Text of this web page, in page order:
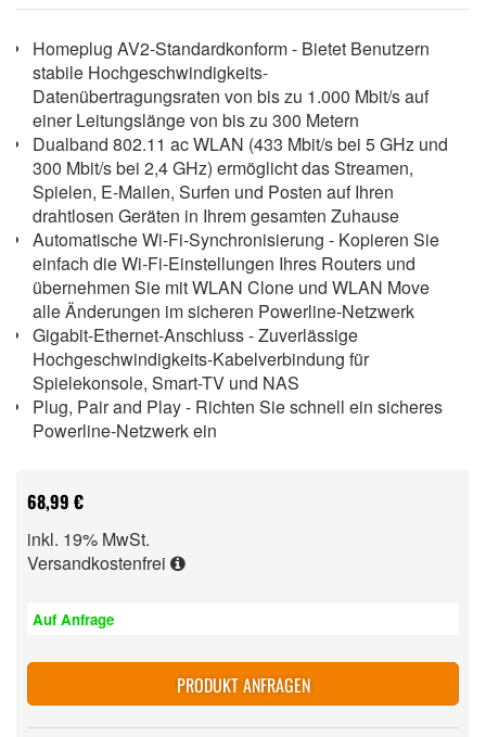
Homeplug AV2-Standardkonform - Bietet Benutzern
stabile Hochgeschwindigkeits-
Datenübertragungsraten von bis zu 1.000 Mbit/s auf
einer Leitungslänge von bis zu 300 Metern
Dualband 802.11 ac WLAN (433 Mbit/s bei 5 GHz und
300 Mbit/s bei 2,4 GHz) ermöglicht das Streamen,
Spielen, E-Mailen, Surfen und Posten auf Ihren
drahtlosen Geräten in Ihrem gesamten Zuhause
Automatische Wi-Fi-Synchronisierung - Kopieren Sie
einfach die Wi-Fi-Einstellungen Ihres Routers und
übernehmen Sie mit WLAN Clone und WLAN Move
alle Änderungen im sicheren Powerline-Netzwerk
Gigabit-Ethernet-Anschluss - Zuverlässige
Hochgeschwindigkeits-Kabelverbindung für
Spielekonsole, Smart-TV und NAS
Plug, Pair and Play - Richten Sie schnell ein sicheres
Powerline-Netzwerk ein
68,99 €
inkl. 19% MwSt.
Versandkostenfrei
Auf Anfrage
PRODUKT ANFRAGEN